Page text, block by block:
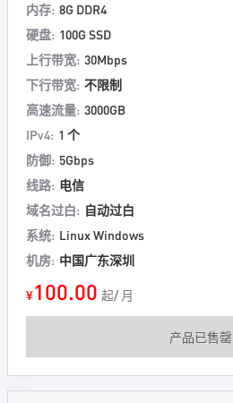
内存: 8G DDR4
硬盘: 100G SSD
上行带宽: 30Mbps
下行带宽: 不限制
高速流量: 3000GB
IPv4: 1 个
防御: 5Gbps
线路: 电信
域名过白: 自动过白
系统: Linux Windows
机房: 中国广东深圳
¥100.00 起/ 月
产品已售罄